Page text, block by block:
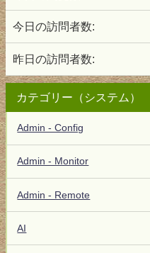
今日の訪問者数:
昨日の訪問者数:
カテゴリー（システム）
Admin - Config
Admin - Monitor
Admin - Remote
AI